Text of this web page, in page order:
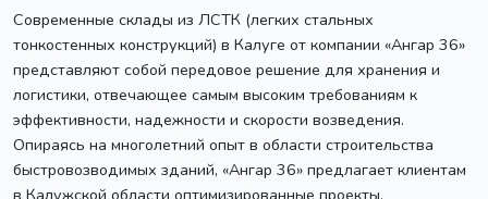
Современные склады из ЛСТК (легких стальных
тонкостенных конструкций) в Калуге от компании «Ангар 36»
представляют собой передовое решение для хранения и
логистики, отвечающее самым высоким требованиям к
эффективности, надежности и скорости возведения.
Опираясь на многолетний опыт в области строительства
быстровозводимых зданий, «Ангар 36» предлагает клиентам